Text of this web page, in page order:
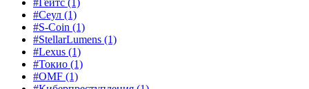
#Гейтс (1)
#Сеул (1)
#S-Coin (1)
#StellarLumens (1)
#Lexus (1)
#Токио (1)
#OMF (1)